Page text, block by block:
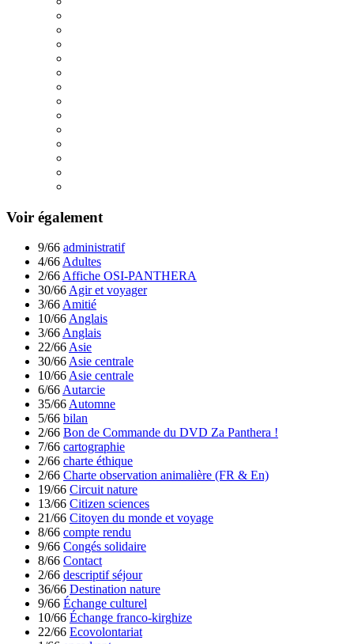
Voir également
9/66 administratif
4/66Adultes
2/66Affiche OSI-PANTHERA
30/66Agir et voyager
3/66Amitié
10/66Anglais
3/66Anglais
22/66Asie
30/66Asie centrale
10/66Asie centrale
6/66Autarcie
35/66Automne
5/66 bilan
2/66 Bon de Commande du DVD Za Panthera !
7/66 cartographie
2/66 charte éthique
2/66 Charte observation animalière (FR & En)
19/66 Circuit nature
13/66 Citizen sciences
21/66 Citoyen du monde et voyage
8/66 compte rendu
9/66 Congés solidaire
8/66 Contact
2/66 descriptif séjour
36/66 Destination nature
9/66 Échange culturel
10/66 Échange franco-kirghize
22/66 Ecovolontariat